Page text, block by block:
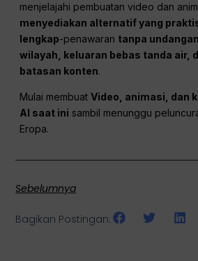
menjelajahi pembuatan video dan
menyediakan alternatif yang
lengkap-penawaran tanpa
wilayah, keluaran bebas tanda air,
batasan konten.
Mulai membuatVideo, animasi, dan
AI saat ini sambil menunggu
Eropa.
Sebelumnya
Bagikan Postingan: